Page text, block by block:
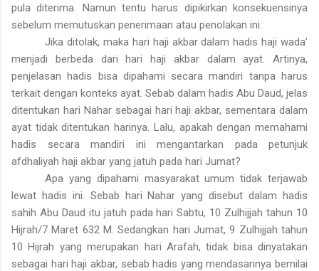
pula diterima. Namun tentu harus dipikirkan konsekuensinya
sebelum memutuskan penerimaan atau penolakan ini.
Jika ditolak, maka hari haji akbar dalam hadis haji wada’
menjadi berbeda dari hari haji akbar dalam ayat. Artinya,
penjelasan hadis bisa dipahami secara mandiri tanpa harus
terkait dengan konteks ayat. Sebab dalam hadis Abu Daud, jelas
ditentukan hari Nahar sebagai hari haji akbar, sementara dalam
ayat tidak ditentukan harinya. Lalu, apakah dengan memahami
hadis secara mandiri ini mengantarkan pada petunjuk
afdhaliyah haji akbar yang jatuh pada hari Jumat?
Apa yang dipahami masyarakat umum tidak terjawab
lewat hadis ini. Sebab hari Nahar yang disebut dalam hadis
sahih Abu Daud itu jatuh pada hari Sabtu, 10 Zulhijjah tahun 10
Hijrah/7 Maret 632 M. Sedangkan hari Jumat, 9 Zulhijjah tahun
10 Hijrah yang merupakan hari Arafah, tidak bisa dinyatakan
sebagai hari haji akbar, sebab hadis yang mendasarinya bernilai